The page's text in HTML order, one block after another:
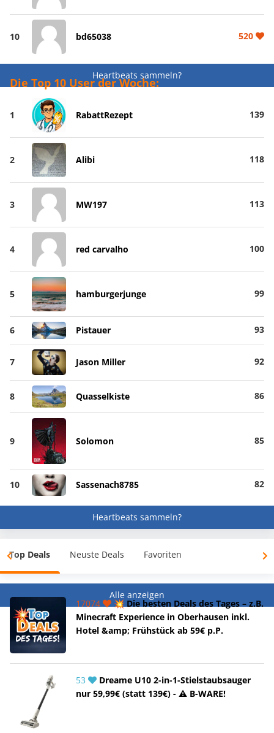
10 bd65038 520
Heartbeats sammeln?
Die Top 10 User der Woche:
1 RabattRezept 139
2 Alibi 118
3 MW197 113
4 red carvalho 100
5 hamburgerjunge 99
6 Pistauer 93
7 Jason Miller 92
8 Quasselkiste 86
9 Solomon 85
10 Sassenach8785 82
Heartbeats sammeln?
Top Deals Neuste Deals Favoriten
Alle anzeigen
17074
💥 Die besten Deals des Tages – z.B.
Minecraft Experience in Oberhausen inkl.
Hotel &amp; Frühstück ab 59€ p.P.
53
Dreame U10 2-in-1-Stielstaubsauger
nur 59,99€ (statt 139€) - ⚠️ B-WARE!